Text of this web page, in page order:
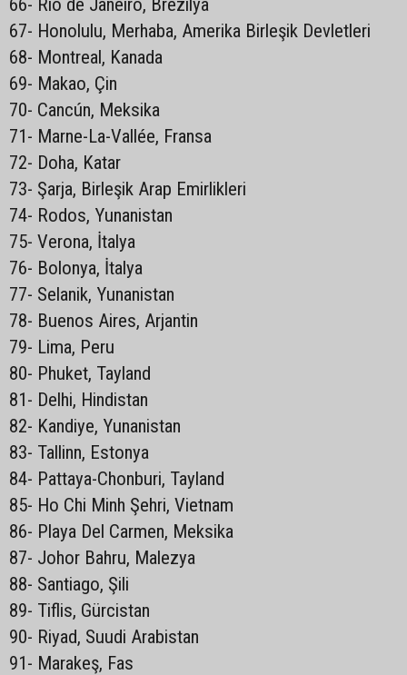
67- Honolulu, Merhaba, Amerika Birleşik Devletleri
68- Montreal, Kanada
69- Makao, Çin
70- Cancún, Meksika
71- Marne-La-Vallée, Fransa
72- Doha, Katar
73- Şarja, Birleşik Arap Emirlikleri
74- Rodos, Yunanistan
75- Verona, İtalya
76- Bolonya, İtalya
77- Selanik, Yunanistan
78- Buenos Aires, Arjantin
79- Lima, Peru
80- Phuket, Tayland
81- Delhi, Hindistan
82- Kandiye, Yunanistan
83- Tallinn, Estonya
84- Pattaya-Chonburi, Tayland
85- Ho Chi Minh Şehri, Vietnam
86- Playa Del Carmen, Meksika
87- Johor Bahru, Malezya
88- Santiago, Şili
89- Tiflis, Gürcistan
90- Riyad, Suudi Arabistan
91- Marakeş, Fas